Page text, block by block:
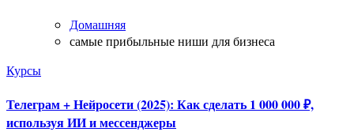
Домашняя
самые прибыльные ниши для бизнеса
Курсы
Телеграм + Нейросети (2025): Как сделать 1 000 000 ₽,
используя ИИ и мессенджеры